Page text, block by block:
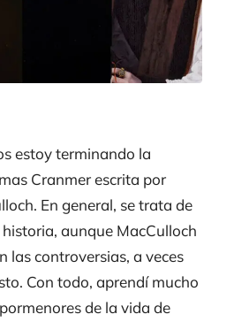
estoy terminando la
Cranmer escrita por
En general, se trata de
aunque MacCulloch
las controversias, a veces
Con todo, aprendí mucho
de la vida de